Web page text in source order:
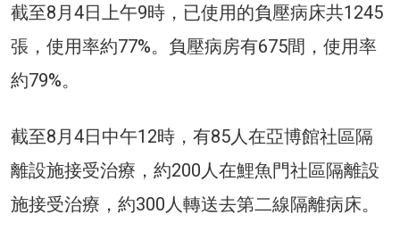
截至8月4日上午9時，已使用的負壓病床共1245
張，使用率約77%。負壓病房有675間，使用率
約79%。
截至8月4日中午12時，有85人在亞博館社區隔
離設施接受治療，約200人在鯉魚門社區隔離設
施接受治療，約300人轉送去第二線隔離病床。